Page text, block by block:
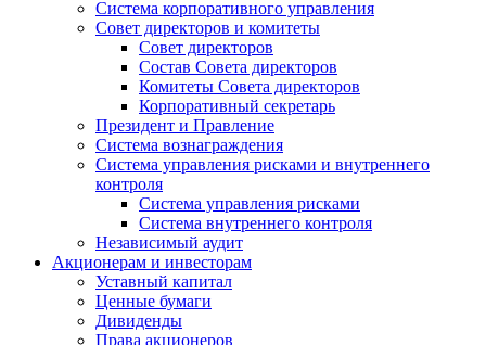
Система корпоративного управления
Совет директоров и комитеты
Совет директоров
Состав Совета директоров
Комитеты Совета директоров
Корпоративный секретарь
Президент и Правление
Система вознаграждения
Система управления рисками и внутреннего
контроля
Система управления рисками
Система внутреннего контроля
Независимый аудит
Акционерам и инвесторам
Уставный капитал
Ценные бумаги
Дивиденды
Права акционеров